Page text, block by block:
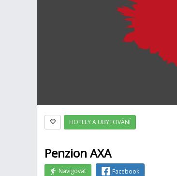
HOTELY A UBYTOVÁNÍ
Penzion AXA
Navigovat Facebook